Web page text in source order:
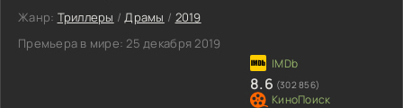
Жанр: Триллеры /Драмы / 2019
Премьера в мире: 25 декабря 2019
8.6 (302 856)